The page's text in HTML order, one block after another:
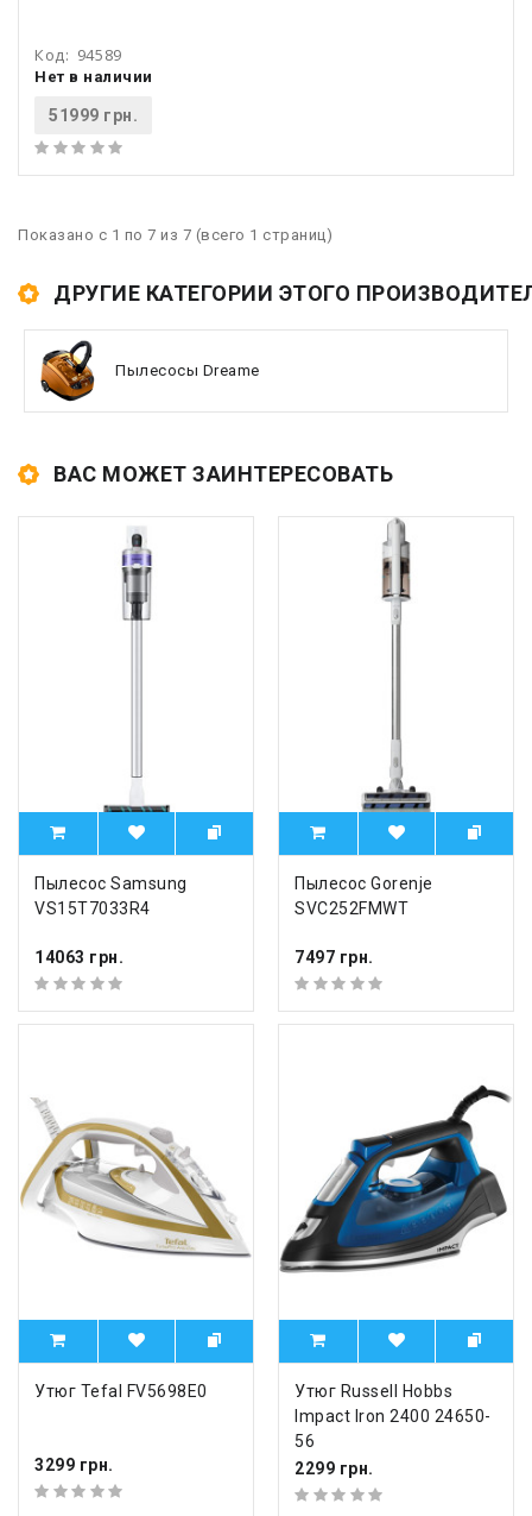
Код: 94589
Нет в наличии
51999 грн.
Показано с 1 по 7 из 7 (всего 1 страниц)
ДРУГИЕ КАТЕГОРИИ ЭТОГО
Пылесосы Dreame
ВАС МОЖЕТ ЗАИНТЕРЕСОВАТЬ
Пылесос Samsung
VS15T7033R4
14063 грн.
Пылесос Gorenje
SVC252FMWT
7497 грн.
Утюг Tefal FV5698E0
3299 грн.
Утюг Russell Hobbs
Impact Iron 2400 24650-
56
2299 грн.